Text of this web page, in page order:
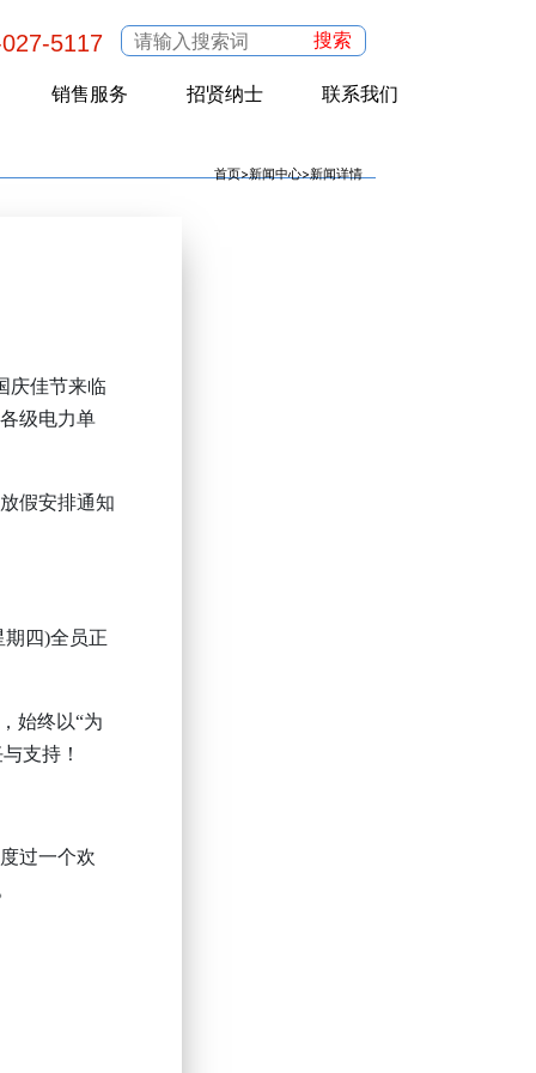
5117 搜索
销售服务 招贤纳士 联系我们
首页>新闻中心>新闻详情
庆佳节来临
级电力单
假安排通知
期四)全员正
始终以“为
支持！
过一个欢